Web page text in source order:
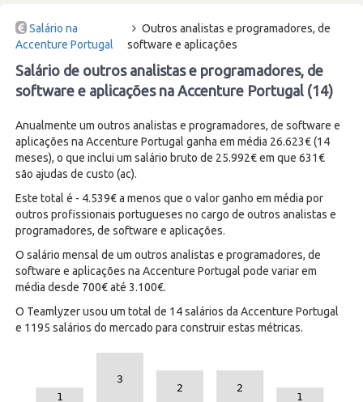
Salário na
Accenture Portugal
Outros analistas e programadores, de
software e aplicações
Salário de outros analistas e programadores, de
software e aplicações na Accenture Portugal (14)
Anualmente um outros analistas e programadores, de software e
aplicações na Accenture Portugal ganha em média 26.623€ (14
meses), o que inclui um salário bruto de 25.992€ em que 631€
são ajudas de custo (ac).
Este total é - 4.539€ a menos que o valor ganho em média por
outros profissionais portugueses no cargo de outros analistas e
programadores, de software e aplicações.
O salário mensal de um outros analistas e programadores, de
software e aplicações na Accenture Portugal pode variar em
média desde 700€ até 3.100€.
O Teamlyzer usou um total de 14 salários da Accenture Portugal
e 1195 salários do mercado para construir estas métricas.